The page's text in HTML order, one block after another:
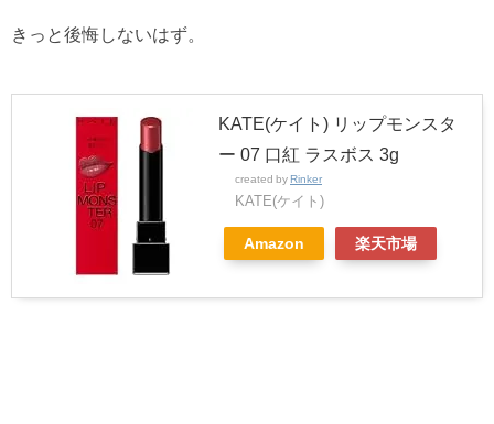
きっと後悔しないはず。
KATE(ケイト) リップモンスタ
ー 07 口紅 ラスボス 3g
created by Rinker
KATE(ケイト)
Amazon 楽天市場